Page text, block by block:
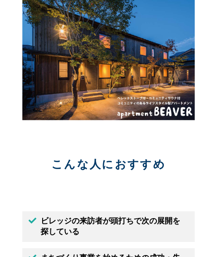
こんな人におすすめ
ビレッジの来訪者が頭打ちで次の展開を
探している